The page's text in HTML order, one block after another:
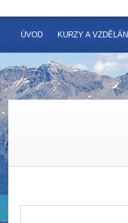
ÚVOD KURZY A VZDĚLÁNÍ